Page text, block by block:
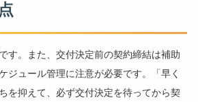
す。また、交付決定前の契約締結は補助
ジュール管理に注意が必要です。「早く
を抑えて、必ず交付決定を待ってから契